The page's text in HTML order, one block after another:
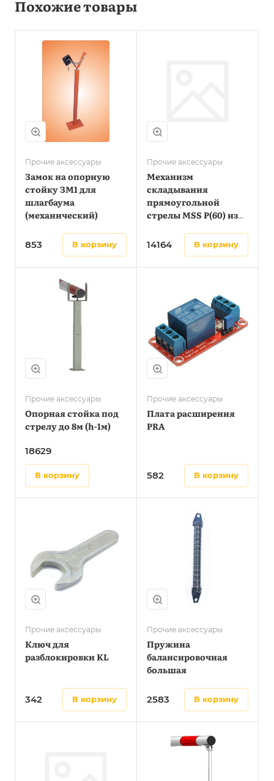
Похожие товары
Прочие аксессуары
Замок на опорную
стойку ЗМ1 для
шлагбаума
(механический)
853 в корзину
Прочие аксессуары
Механизм
складывания
прямоугольной
стрелы MSS P(60) из
гр.
14164 в корзину
Прочие аксессуары
Опорная стойка под
стрелу до 8м (h-1м)
18629
в корзину
Прочие аксессуары
Плата расширения
PRA
582 в корзину
Прочие аксессуары
Ключ для
разблокировки KL
342 в корзину
Прочие аксессуары
Пружина
балансировочная
большая
2583 в корзину